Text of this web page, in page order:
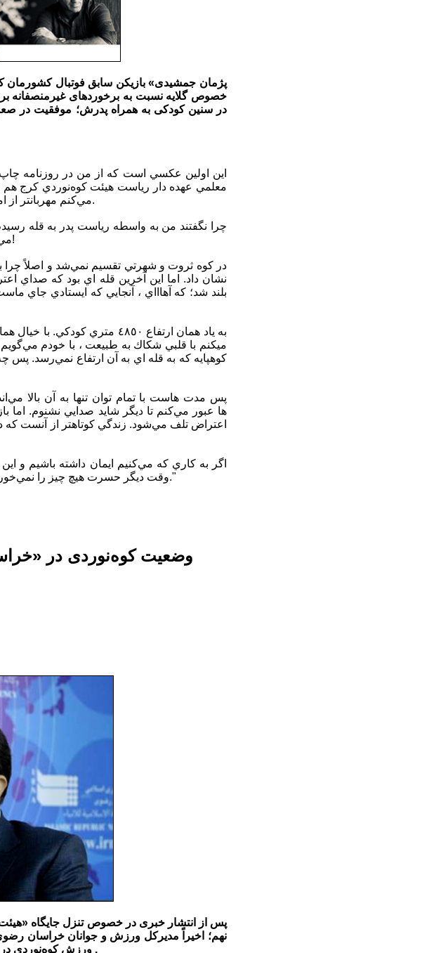
خصوص گلایه‌ نسبت به برخوردهای غیرمنصفانه
در سنین کودکی به همراه پدرش؛ موفقیت در
معلمي عهده دار رياست هيئت كوه‌نوردي كرج
مي‌كنم مهربانتر از امروز بودن هيچ اعتراضي به رسيدن من به قله و ايستادنم بر آن بلندي نكردند.
چرا نگفتند من به واسطه رياست پدر به قله
مي‌دهد و پا بر كوه مي‌گذارد. آري هيچكس هيچ نگفت چون كوه جذابيتي نداشت!
در كوه ثروت و شهرتي تقسيم نمي‌شد و اصلاً چرا
نشان داد. اما اين آخرين قله اي بود كه صداي
بلند شد؛ كه آهاااي ، آنجايي كه ايستادي جاي
به ياد همان ارتفاع ٤٨٥٠
ميكنم با قلبي شكاك به طبيعت ، با خودم
كوهپايه كه به قله اي به آن ارتفاع نمي‌رسد. پس
پس مدت هاست با تمام توان تنها به آن بالا
اعتراض تلف مي‌شود. زندگي كوتاهتر از آنست
اگر به كاري كه مي‌كنيم ايمان داشته باشيم و
وقت ديگر حسرت هيچ چيز را نمي‌خوريم و مطمئنيم كه هيچكس جاي ما را در جهاني به اين عظمت نخواهد گرفت."
وضعیت کوه‌نوردی در
پس از انتشار خبری در خصوص تنزل جایگاه
نهم؛ اخیراً مدیرکل ورزش و جوانان خراسان
ورزش کوه‌نوردی در این استان مناسب است و نسبت به بسیاری از استان‌ها وضعیت بهتری دارد .